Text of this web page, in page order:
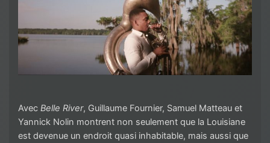
Avec Belle River, Guillaume Fournier, Samuel Matteau et
Yannick Nolin montrent non seulement que la Louisiane
est devenue un endroit quasi inhabitable, mais aussi que